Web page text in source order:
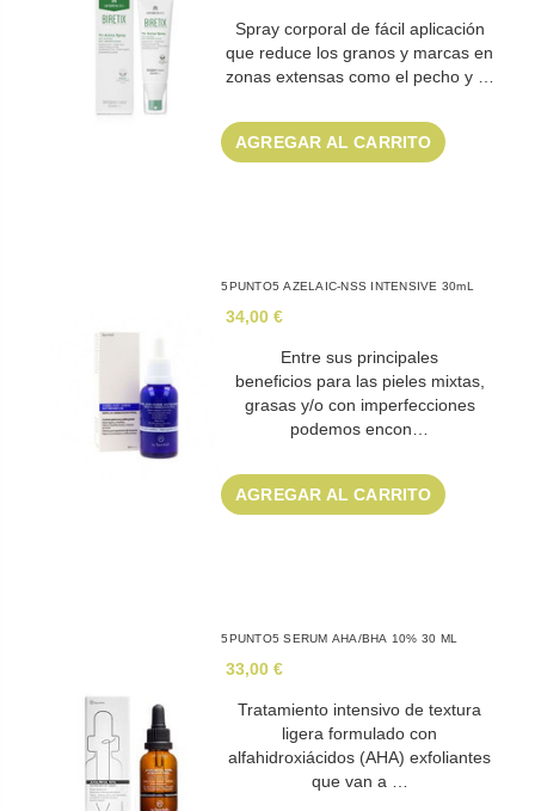
Spray corporal de fácil aplicación
que reduce los granos y marcas en
zonas extensas como el pecho y …
AGREGAR AL CARRITO
5PUNTO5 AZELAIC-NSS INTENSIVE 30mL
34,00 €
Entre sus principales
beneficios para las pieles mixtas,
grasas y/o con imperfecciones
podemos encon…
AGREGAR AL CARRITO
5PUNTO5 SERUM AHA/BHA 10% 30 ML
33,00 €
Tratamiento intensivo de textura
ligera formulado con
alfahidroxiácidos (AHA) exfoliantes
que van a …